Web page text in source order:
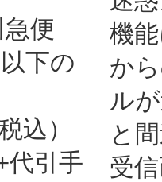
便
下の
込）
代引手
機
か
ル
と
受